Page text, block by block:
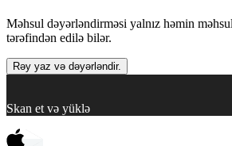
Məhsul dəyərləndirməsi yalnız həmin
tərəfindən edilə bilər.
Rəy yaz və dəyərləndir.
Skan et və yüklə